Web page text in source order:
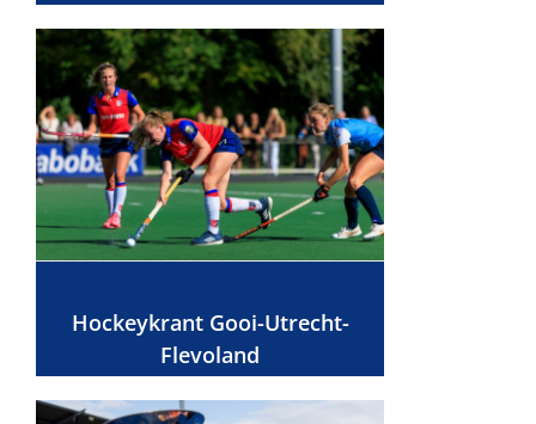
Hockeykrant Gooi-Utrecht-
Flevoland